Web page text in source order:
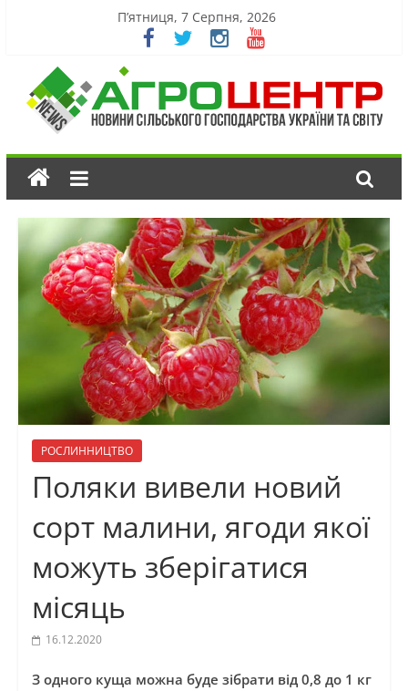
П’ятниця, 7 Серпня, 2026
РОСЛИННИЦТВО
Поляки вивели новий
сорт малини, ягоди якої
можуть зберігатися
місяць
16.12.2020
З одного куща можна буде зібрати від 0,8 до 1 кг